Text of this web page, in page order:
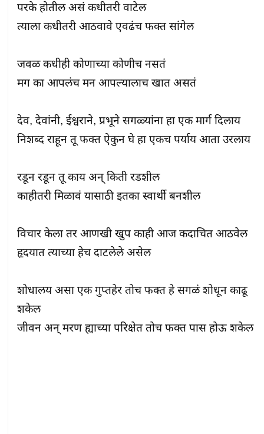
परके होतील असं कधीतरी वाटेल
त्याला कधीतरी आठवावे एवढंच फक्त सांगेल
जवळ कधीही कोणाच्या कोणीच नसतं
मग का आपलंच मन आपल्यालाच खात असतं
देव, देवांनी, ईश्वराने, प्रभूने सगळ्यांना हा एक मार्ग दिलाय
निशब्द राहून तू फक्त ऐकुन घे हा एकच पर्याय आता उरलाय
रडून रडून तू काय अन्‌ किती रडशील
काहीतरी मिळावं यासाठी इतका स्वार्थी बनशील
विचार केला तर आणखी खुप काही आज कदाचित आठवेल
हृदयात त्याच्या हेच दाटलेले असेल
शोधालय असा एक गुप्तहेर तोच फक्त हे सगळं शोधून काढू
शकेल
जीवन अन्‌ मरण ह्याच्या परिक्षेत तोच फक्त पास होऊ शकेल